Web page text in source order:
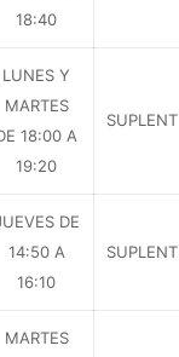
18:40
LUNES Y
MARTES
18:00 A
19:20
DE
14:50 A
16:10
MARTES